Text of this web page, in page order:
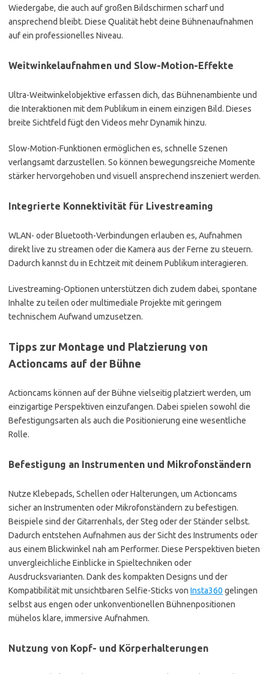
Wiedergabe, die auch auf großen Bildschirmen scharf und
ansprechend bleibt. Diese Qualität hebt deine Bühnenaufnahmen
auf ein professionelles Niveau.
Weitwinkelaufnahmen und Slow-Motion-Effekte
Ultra-Weitwinkelobjektive erfassen dich, das Bühnenambiente und
die Interaktionen mit dem Publikum in einem einzigen Bild. Dieses
breite Sichtfeld fügt den Videos mehr Dynamik hinzu.
Slow-Motion-Funktionen ermöglichen es, schnelle Szenen
verlangsamt darzustellen. So können bewegungsreiche Momente
stärker hervorgehoben und visuell ansprechend inszeniert werden.
Integrierte Konnektivität für Livestreaming
WLAN- oder Bluetooth-Verbindungen erlauben es, Aufnahmen
direkt live zu streamen oder die Kamera aus der Ferne zu steuern.
Dadurch kannst du in Echtzeit mit deinem Publikum interagieren.
Livestreaming-Optionen unterstützen dich zudem dabei, spontane
Inhalte zu teilen oder multimediale Projekte mit geringem
technischem Aufwand umzusetzen.
Tipps zur Montage und Platzierung von
Actioncams auf der Bühne
Actioncams können auf der Bühne vielseitig platziert werden, um
einzigartige Perspektiven einzufangen. Dabei spielen sowohl die
Befestigungsarten als auch die Positionierung eine wesentliche
Rolle.
Befestigung an Instrumenten und Mikrofonständern
Nutze Klebepads, Schellen oder Halterungen, um Actioncams
sicher an Instrumenten oder Mikrofonständern zu befestigen.
Beispiele sind der Gitarrenhals, der Steg oder der Ständer selbst.
Dadurch entstehen Aufnahmen aus der Sicht des Instruments oder
aus einem Blickwinkel nah am Performer. Diese Perspektiven bieten
unvergleichliche Einblicke in Spieltechniken oder
Ausdrucksvarianten. Dank des kompakten Designs und der
Kompatibilität mit unsichtbaren Selfie-Sticks von Insta360 gelingen
selbst aus engen oder unkonventionellen Bühnenpositionen
mühelos klare, immersive Aufnahmen.
Nutzung von Kopf- und Körperhalterungen